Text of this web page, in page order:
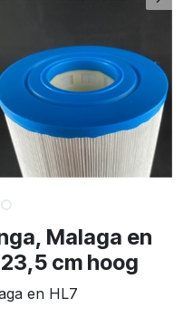
Malaga en
cm hoog
en HL7